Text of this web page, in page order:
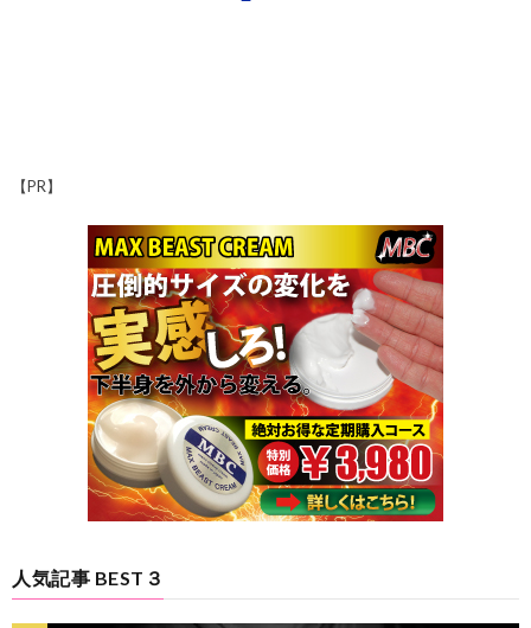
【PR】
人気記事 BEST３